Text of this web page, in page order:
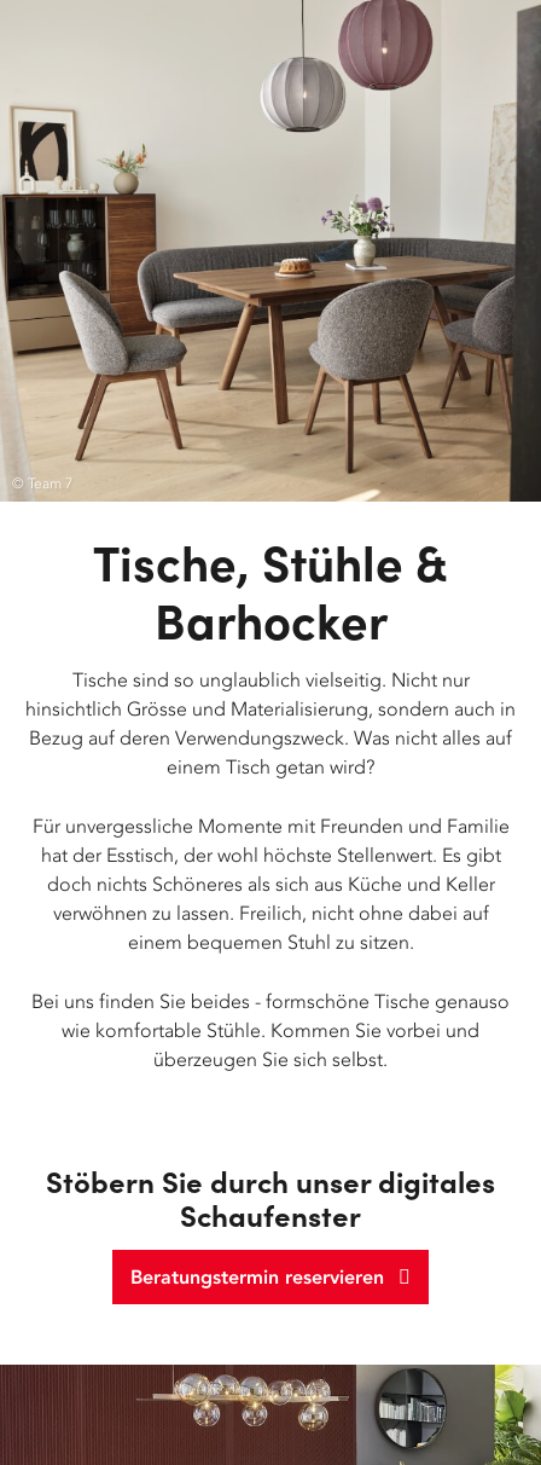
© Team 7
Tische, Stühle &
Barhocker
Tische sind so unglaublich vielseitig. Nicht nur
hinsichtlich Grösse und Materialisierung, sondern auch in
Bezug auf deren Verwendungszweck. Was nicht alles auf
einem Tisch getan wird?
Für unvergessliche Momente mit Freunden und Familie
hat der Esstisch, der wohl höchste Stellenwert. Es gibt
doch nichts Schöneres als sich aus Küche und Keller
verwöhnen zu lassen. Freilich, nicht ohne dabei auf
einem bequemen Stuhl zu sitzen.
Bei uns finden Sie beides - formschöne Tische genauso
wie komfortable Stühle. Kommen Sie vorbei und
überzeugen Sie sich selbst.
Stöbern Sie durch unser digitales
Schaufenster
Beratungstermin reservieren